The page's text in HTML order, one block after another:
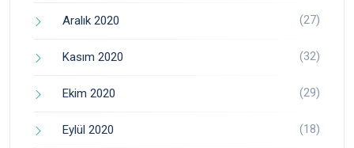
Aralık 2020 (27)
Kasım 2020 (32)
Ekim 2020 (29)
Eylül 2020 (18)